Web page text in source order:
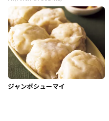
ジャンボシューマイ